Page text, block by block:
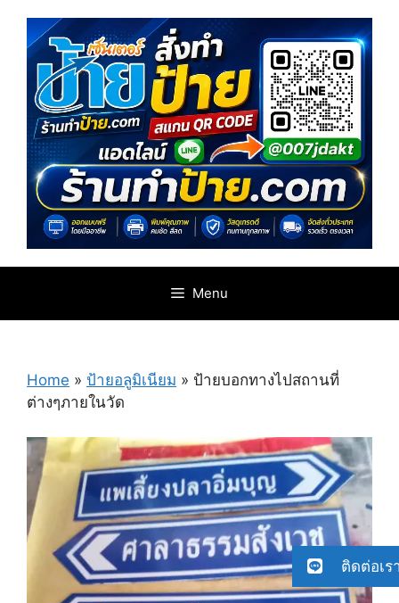
content
Menu
Home » ป้ายอลูมิเนียม » ป้ายบอกทางไปสถานที่
ต่างๆภายในวัด
ติดต่อเร